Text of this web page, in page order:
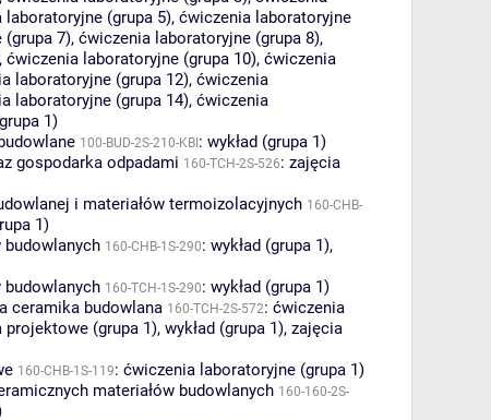
laboratoryjne (grupa 5), ćwiczenia laboratoryjne
7), ćwiczenia laboratoryjne (grupa 8),
, ćwiczenia laboratoryjne (grupa 10), ćwiczenia
laboratoryjne (grupa 12), ćwiczenia
laboratoryjne (grupa 14), ćwiczenia
1)
100-BUD-2S-210-KBI : wykład (grupa 1)
gospodarka odpadami 160-TCH-2S-526: zajęcia
i materiałów termoizolacyjnych 160-CHB-
1)
budowlanych 160-CHB-1S-290: wykład (grupa 1),
budowlanych 160-TCH-1S-290: wykład (grupa 1)
ceramika budowlana 160-TCH-2S-572: ćwiczenia
projektowe (grupa 1), wykład (grupa 1), zajęcia
160-CHB-1S-119: ćwiczenia laboratoryjne (grupa 1)
materiałów budowlanych 160-160-2S-